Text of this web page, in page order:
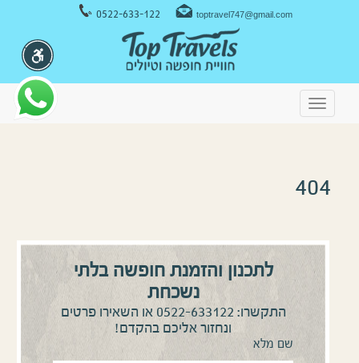
0522-633-122 toptravel747@gmail.com
Toggle
navigation
404
לתכנון והזמנת חופשה בלתי
נשכחת
התקשרו: 0522-633122 או השאירו פרטים
ונחזור אליכם בהקדם!
שם מלא
ניווט במקלדת